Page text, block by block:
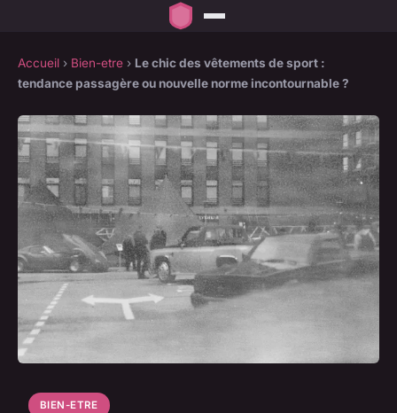
Accueil › Bien-etre › Le chic des vêtements de sport :
tendance passagère ou nouvelle norme incontournable ?
BIEN-ETRE